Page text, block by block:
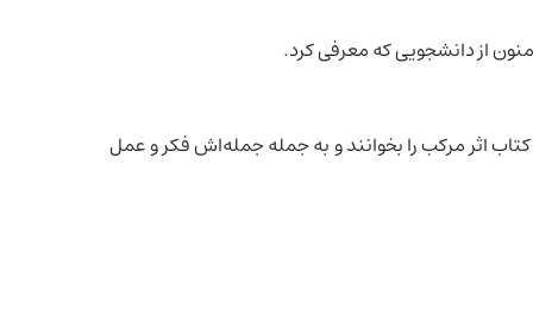
از دانشجویی که معرفی کرد.
اثر مرکب را بخوانند و به جمله جمله‌اش فکر و عمل